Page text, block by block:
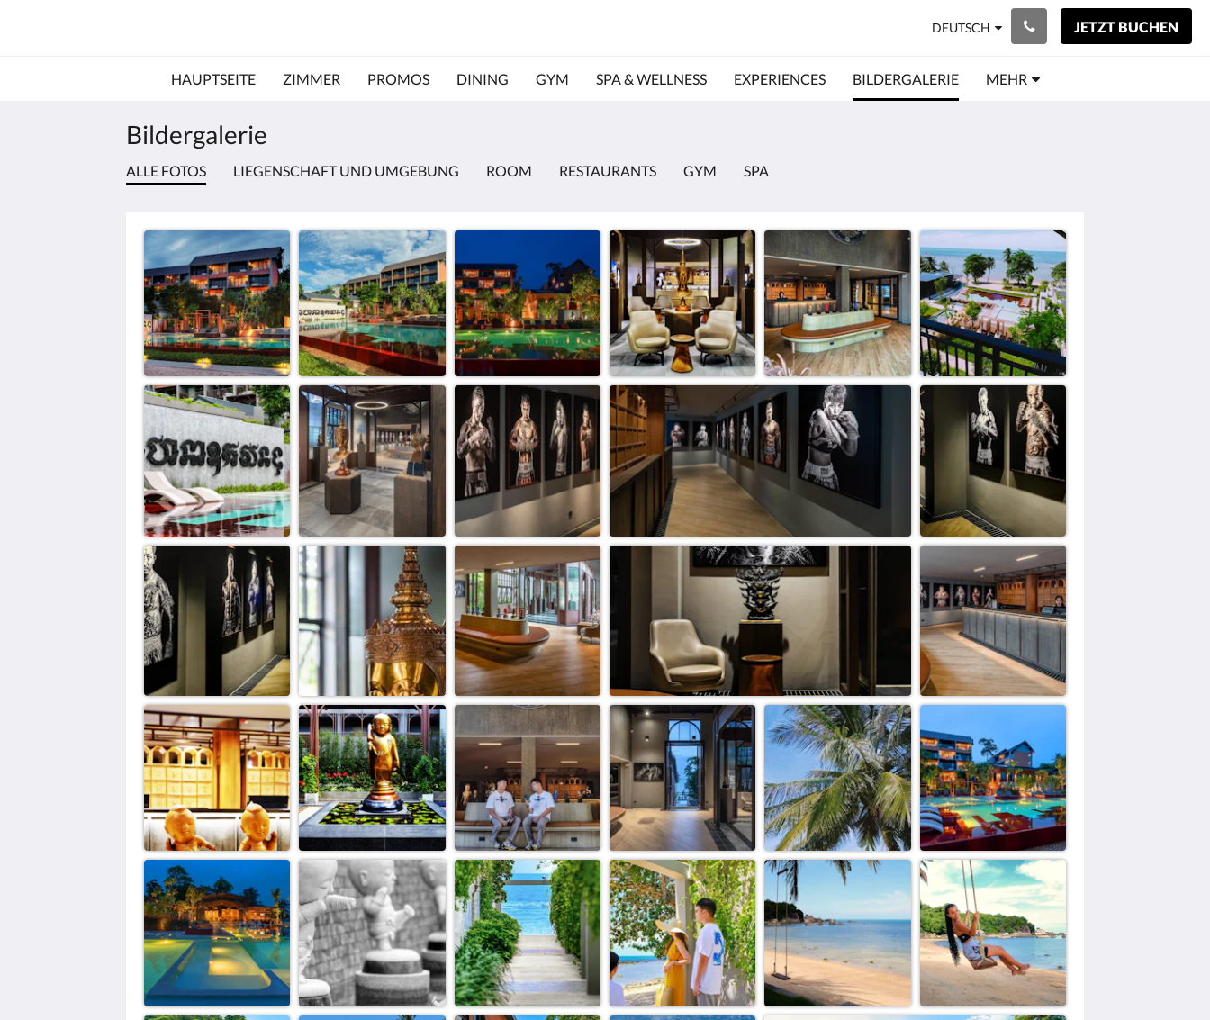
DEUTSCH JETZT BUCHEN
HAUPTSEITE ZIMMER PROMOS DINING GYM SPA & WELLNESS EXPERIENCES BILDERGALERIE MEHR
Bildergalerie
ALLE FOTOS LIEGENSCHAFT UND UMGEBUNG ROOM RESTAURANTS GYM SPA